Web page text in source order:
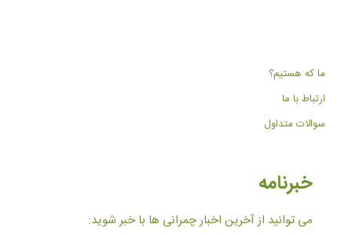
ما که هستیم؟
ارتباط با ما
سوالات متداول
خبرنامه
می توانید از آخرین اخبار چمرانی ها با خبر شوید: